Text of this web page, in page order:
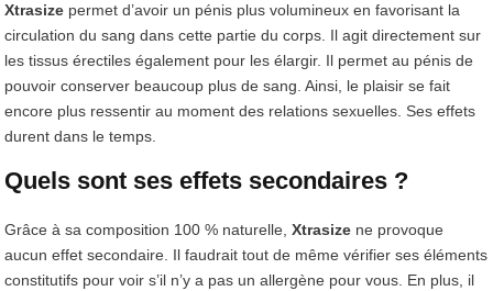
Xtrasize permet d’avoir un pénis plus volumineux en favorisant la
circulation du sang dans cette partie du corps. Il agit directement sur
les tissus érectiles également pour les élargir. Il permet au pénis de
pouvoir conserver beaucoup plus de sang. Ainsi, le plaisir se fait
encore plus ressentir au moment des relations sexuelles. Ses effets
durent dans le temps.
Quels sont ses effets secondaires ?
Grâce à sa composition 100 % naturelle,Xtrasize ne provoque
aucun effet secondaire. Il faudrait tout de même vérifier ses éléments
constitutifs pour voir s’il n’y a pas un allergène pour vous. En plus, il